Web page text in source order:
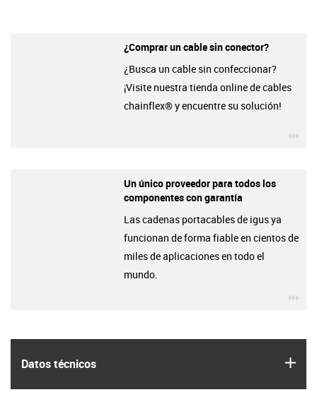
Datos técnicos
¿Comprar un cable sin conector?
¿Busca un cable sin confeccionar?
¡Visite nuestra tienda online de cables
chainflex® y encuentre su solución!
Un único proveedor para todos los
componentes con garantía
Las cadenas portacables de igus ya
funcionan de forma fiable en cientos de
miles de aplicaciones en todo el
mundo.